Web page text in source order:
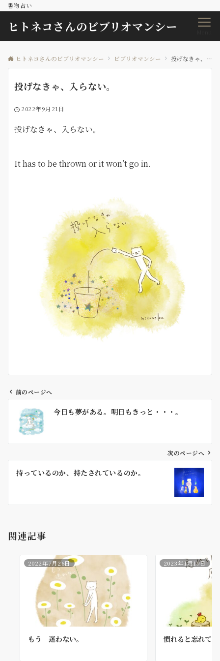
書物占い
ヒトネコさんのビブリオマンシー
ヒトネコさんのビブリオマンシー ビブリオマンシー 投げなきゃ、入らない。
投げなきゃ、入らない。
2022年9月21日
投げなきゃ、入らない。
It has to be thrown or it won’t go in.
ビ
ン
前のページへ
今日も夢がある。明日もきっと・・・。
次のページへ
持っているのか、持たされているのか。
関連記事
2022年7月26日
もう 迷わない。
2023年1月19日
慣れると忘れて